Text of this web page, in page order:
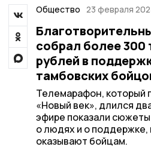
Общество 23 февраля
собрал более 300
рублей в
тамбовских
Телемарафон, который
«Новый век», длился
эфире показали сюжеты
о людях и о поддержке,
оказывают бойцам.